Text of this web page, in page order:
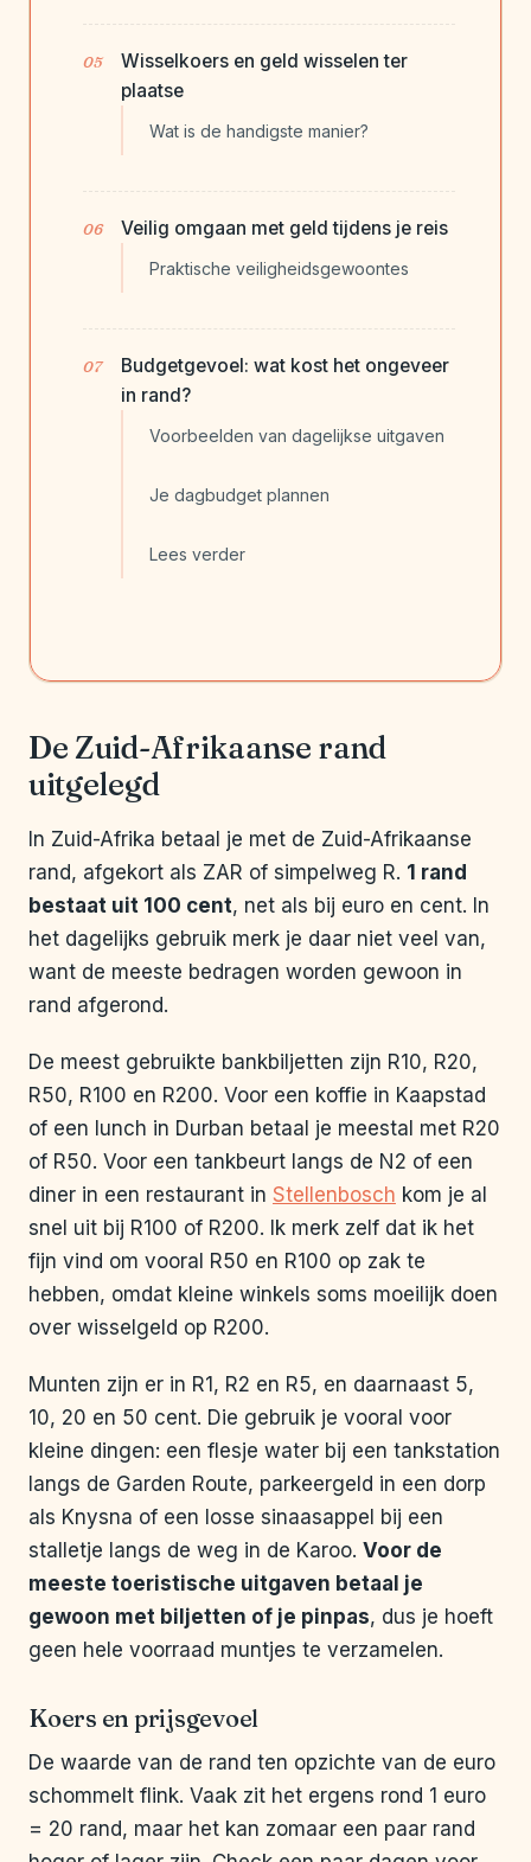
Wisselkoers en geld wisselen ter
plaatse
Wat is de handigste manier?
Veilig omgaan met geld tijdens je reis
Praktische veiligheidsgewoontes
Budgetgevoel: wat kost het ongeveer
in rand?
Voorbeelden van dagelijkse uitgaven
Je dagbudget plannen
Lees verder
De Zuid-Afrikaanse rand
uitgelegd
In Zuid-Afrika betaal je met de Zuid-Afrikaanse
rand, afgekort als ZAR of simpelweg R. 1 rand
bestaat uit 100 cent, net als bij euro en cent. In
het dagelijks gebruik merk je daar niet veel van,
want de meeste bedragen worden gewoon in
rand afgerond.
De meest gebruikte bankbiljetten zijn R10, R20,
R50, R100 en R200. Voor een koffie in Kaapstad
of een lunch in Durban betaal je meestal met R20
of R50. Voor een tankbeurt langs de N2 of een
diner in een restaurant in Stellenbosch kom je al
snel uit bij R100 of R200. Ik merk zelf dat ik het
fijn vind om vooral R50 en R100 op zak te
hebben, omdat kleine winkels soms moeilijk doen
over wisselgeld op R200.
Munten zijn er in R1, R2 en R5, en daarnaast 5,
10, 20 en 50 cent. Die gebruik je vooral voor
kleine dingen: een flesje water bij een tankstation
langs de Garden Route, parkeergeld in een dorp
als Knysna of een losse sinaasappel bij een
stalletje langs de weg in de Karoo. Voor de
meeste toeristische uitgaven betaal je
gewoon met biljetten of je pinpas, dus je hoeft
geen hele voorraad muntjes te verzamelen.
Koers en prijsgevoel
De waarde van de rand ten opzichte van de euro
schommelt flink. Vaak zit het ergens rond 1 euro
= 20 rand, maar het kan zomaar een paar rand